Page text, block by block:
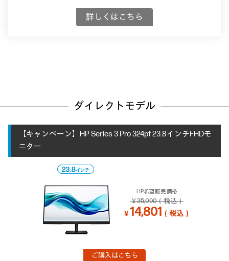
詳しくはこちら
ダイレクトモデル
【キャンペーン】HP Series 3 Pro 324pf 23.8インチFHDモ
ニター
HP希望販売価格
￥35,090（税込）
￥14,801 （税込）
ご購入はこちら